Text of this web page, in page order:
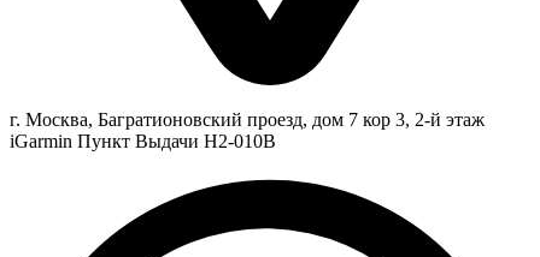
г. Москва, Багратионовский проезд, дом 7 кор 3, 2-й этаж
iGarmin Пункт Выдачи Н2-010В